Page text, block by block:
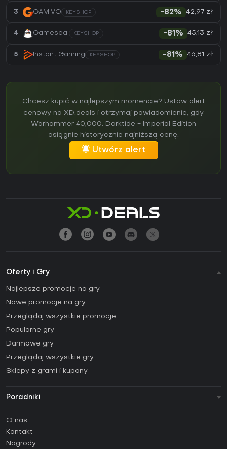
3 GAMIVO KEYSHOP -82% 42,97 zł
4 Gameseal KEYSHOP -81% 45,13 zł
5 Instant Gaming KEYSHOP -81% 46,81 zł
Chcesz kupić w najlepszym momencie? Ustaw alert
cenowy na XD.deals i otrzymaj powiadomienie, gdy
Warhammer 40,000: Darktide - Imperial Edition
osiągnie historycznie najniższą cenę.
Utwórz alert
Oferty i Gry
Najlepsze promocje na gry
Nowe promocje na gry
Przeglądaj wszystkie promocje
Popularne gry
Darmowe gry
Przeglądaj wszystkie gry
Sklepy z grami i kupony
Poradniki
Poradniki
Jak aktywować klucz Steam (CD Key)?
O nas
Kontakt
Nagrody